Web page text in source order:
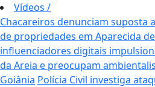
Vídeos /
Chacareiros denunciam suposta
de propriedades em Aparecida
influenciadores digitais
da Areia e preocupam
Goiânia Polícia Civil investiga